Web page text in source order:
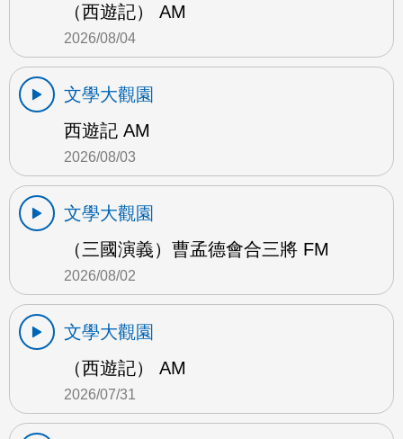
（西遊記） AM
2026/08/04
文學大觀園
西遊記 AM
2026/08/03
文學大觀園
（三國演義）曹孟德會合三將 FM
2026/08/02
文學大觀園
（西遊記） AM
2026/07/31